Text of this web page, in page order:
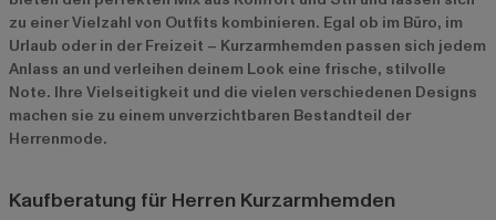
zu einer Vielzahl von Outfits kombinieren. Egal ob im Büro, im
Urlaub oder in der Freizeit – Kurzarmhemden passen sich jedem
Anlass an und verleihen deinem Look eine frische, stilvolle
Note. Ihre Vielseitigkeit und die vielen verschiedenen Designs
machen sie zu einem unverzichtbaren Bestandteil der
Herrenmode.
Kaufberatung für Herren Kurzarmhemden